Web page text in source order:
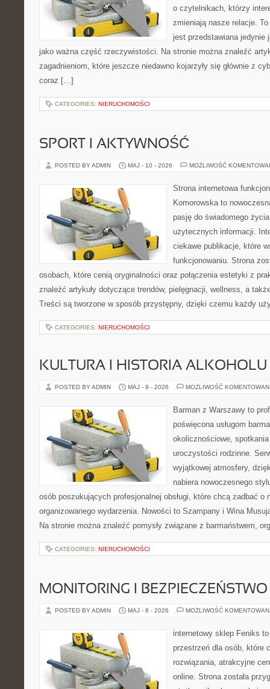
o czytelnikach, którzy
zmieniają nasze relacje.
jest przedstawiana jedynie
jako ważna część rzeczywistości. Na stronie można znaleźć
zagadnieniom, które jeszcze niedawno kojarzyły się głównie z
coraz […]
CATEGORIES: NIERUCHOMOŚCI
SPORT I AKTYWNOŚĆ
POSTED BY ADMIN MAJ - 10 - 2026 MOŻLIWOŚĆ
Strona internetowa
Komorowska to
pasję do świadomego
użytecznych informacji.
ciekawe publikacje, które
funkcjonowaniu. Strona
osobach, które cenią oryginalności oraz połączenia estetyki z
znaleźć artykuły dotyczące trendów, pielęgnacji, wellness, a
Treści są tworzone w sposób przystępny, dzięki czemu każdy
CATEGORIES: NIERUCHOMOŚCI
KULTURA I HISTORIA ALKOHOLU
POSTED BY ADMIN MAJ - 9 - 2026 MOŻLIWOŚĆ
Barman z Warszawy to
poświęcona usługom
okolicznościowe,
uroczystości rodzinne.
wyjątkowej atmosfery,
nabiera nowoczesnego
osób poszukujących profesjonalnej obsługi, które chcą zadbać o
organizowanego wydarzenia. Nowości to Szampany i Wina
Na stronie można znaleźć pomysły związane z barmaństwem,
CATEGORIES: NIERUCHOMOŚCI
MONITORING I
POSTED BY ADMIN MAJ - 8 - 2026 MOŻLIWOŚĆ
internetowy sklep Feniks
przestrzeń dla osób, które
rozwiązania, atrakcyjne
online. Strona została